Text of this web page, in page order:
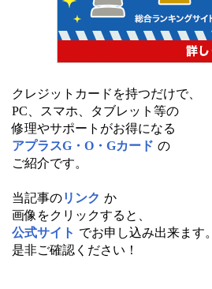
クレジットカードを持つだけで、
PC、スマホ、タブレット等の
修理やサポートがお得になる
アプラスG・O・Gカード の
ご紹介です。
当記事のリンク か
画像をクリックすると、
公式サイト でお申し込み出来ます。
是非ご確認ください！